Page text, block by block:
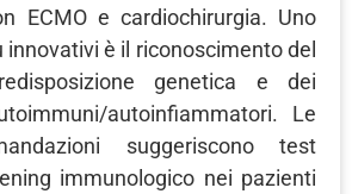
ECMO e cardiochirurgia. Uno
è il riconoscimento del
genetica e dei
autoinfiammatori. Le
suggeriscono test
immunologico nei pazienti